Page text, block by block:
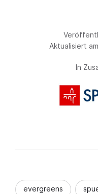
Aktualisiert
In
evergreens